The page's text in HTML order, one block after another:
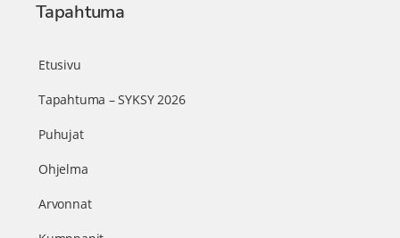
Tapahtuma
Etusivu
Tapahtuma – SYKSY 2026
Puhujat
Ohjelma
Arvonnat